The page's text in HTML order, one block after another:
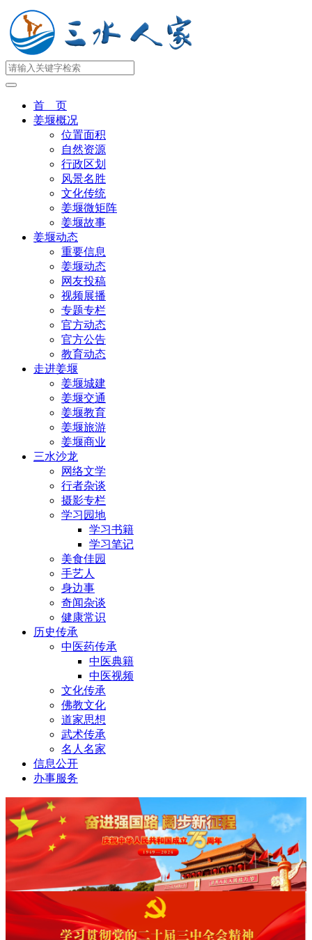
首 页
姜堰概况
位置面积
自然资源
行政区划
风景名胜
文化传统
姜堰微矩阵
姜堰故事
姜堰动态
重要信息
姜堰动态
网友投稿
视频展播
专题专栏
官方动态
官方公告
教育动态
走进姜堰
姜堰城建
姜堰交通
姜堰教育
姜堰旅游
姜堰商业
三水沙龙
网络文学
行者杂谈
摄影专栏
学习园地
学习书籍
学习笔记
美食佳园
手艺人
身边事
奇闻杂谈
健康常识
历史传承
中医药传承
中医典籍
中医视频
文化传承
佛教文化
道家思想
武术传承
名人名家
信息公开
办事服务